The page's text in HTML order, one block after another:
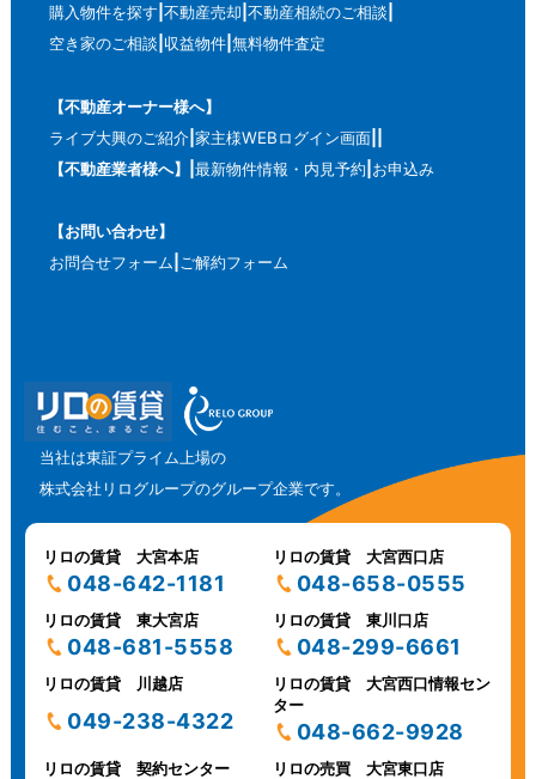
購入物件を探す 不動産売却 不動産相続のご相談
空き家のご相談 収益物件 無料物件査定
【不動産オーナー様へ】
ライブ大興のご紹介 家主様WEBログイン画面
【不動産業者様へ】
最新物件情報・内見予約 お申込み
【お問い合わせ】
お問合せフォーム ご解約フォーム
当社は東証プライム上場の
株式会社リログループのグループ企業です。
リロの賃貸 大宮本店
048-642-1181
リロの賃貸 大宮西口店
048-658-0555
リロの賃貸 東大宮店
048-681-5558
リロの賃貸 東川口店
048-299-6661
リロの賃貸 川越店
049-238-4322
リロの賃貸 大宮西口情報セン
ター
048-662-9928
リロの賃貸 契約センター リロの売買 大宮東口店